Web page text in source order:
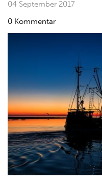
04 September 2017
0 Kommentar